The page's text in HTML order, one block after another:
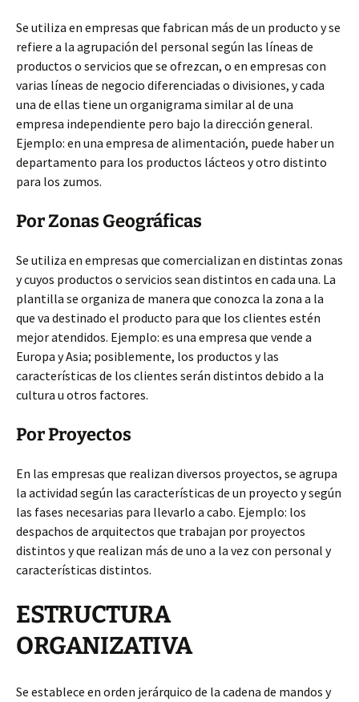
Se utiliza en empresas que fabrican más de un producto y se
refiere a la agrupación del personal según las líneas de
productos o servicios que se ofrezcan, o en empresas con
varias líneas de negocio diferenciadas o divisiones, y cada
una de ellas tiene un organigrama similar al de una
empresa independiente pero bajo la dirección general.
Ejemplo: en una empresa de alimentación, puede haber un
departamento para los productos lácteos y otro distinto
para los zumos.
Por Zonas Geográficas
Se utiliza en empresas que comercializan en distintas zonas
y cuyos productos o servicios sean distintos en cada una. La
plantilla se organiza de manera que conozca la zona a la
que va destinado el producto para que los clientes estén
mejor atendidos. Ejemplo: es una empresa que vende a
Europa y Asia; posiblemente, los productos y las
características de los clientes serán distintos debido a la
cultura u otros factores.
Por Proyectos
En las empresas que realizan diversos proyectos, se agrupa
la actividad según las características de un proyecto y según
las fases necesarias para llevarlo a cabo. Ejemplo: los
despachos de arquitectos que trabajan por proyectos
distintos y que realizan más de uno a la vez con personal y
características distintos.
ESTRUCTURA
ORGANIZATIVA
Se establece en orden jerárquico de la cadena de mandos y